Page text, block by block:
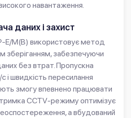
навантаження.
даних і захист
E/M(B) використовує метод
зберіганням, забезпечуючи
без втрат. Пропускна
і швидкість пересилання
змогу впевнено працювати
CCTV-режиму оптимізує
а вбудований